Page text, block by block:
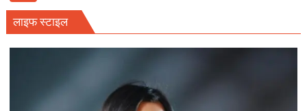
लाइफ स्टाइल